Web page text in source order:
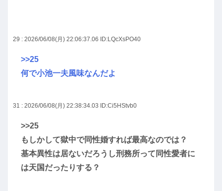
29 : 2026/06/08(月) 22:06:37.06 ID:LQcXsPO40
>>25
何で小池一夫風味なんだよ
31 : 2026/06/08(月) 22:38:34.03 ID:Ci5HStvb0
>>25
もしかして獄中で同性婚すれば最高なのでは？
基本異性は居ないだろうし刑務所って同性愛者に
は天国だったりする？